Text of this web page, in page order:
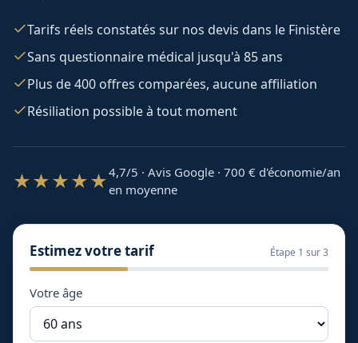
Tarifs réels constatés sur nos devis dans le Finistère
Sans questionnaire médical jusqu'à 85 ans
Plus de 400 offres comparées, aucune affiliation
Résiliation possible à tout moment
★★★★★4,7/5 · Avis Google · 700 € d'économie/an
en moyenne
Estimez votre tarif Étape 1 sur 3
Votre âge